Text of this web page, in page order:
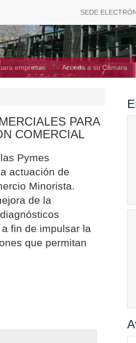
SEDE
empresas Acceda a su Cámara
PARA
COMERCIAL
Pymes
actuación de
Minorista.
de la
fin de impulsar la
que permitan